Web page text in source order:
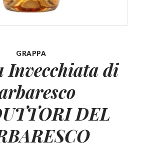
GRAPPA
Invecchiata di
DEL